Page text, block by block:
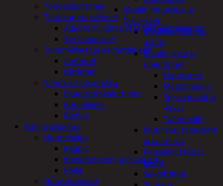
Maalit, muuraus ja
tarvikkeet
Maalikaukalot ja -
astiat
Maalit, lakat ja
ohentimet
Liuottimet
Metallimaalit
Spraymaalit ja
-lakat
Talomaalit
Muuraus, tapetointi
ja laatoitus
Pensselit telat ja
lastat
Sekoittimet
Tehosekoittimet
Tietokonetarvikkeet
Adapterit, liittimet ja telakointiasemat
Verkkolaitteet
Tv-tarvikkeet ja seinätelineet
Antennit
Liittimet
Viihde-elektroniikka
Bluetooth kaiuttimet
Kuulokkeet
Radiot
Koti ja sisustus
Huonekalut
Kaapit
Kenkätelineet ja naulakot
Peilit
Huonetuoksut